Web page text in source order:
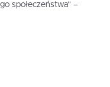
społeczeństwa” –